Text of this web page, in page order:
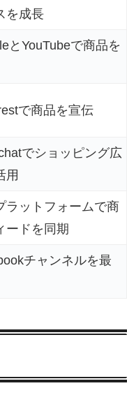
を成長
とYouTubeで商品を
で商品を宣伝
でショッピング広
用
ラットフォームで商
ードを同期
チャンネルを最